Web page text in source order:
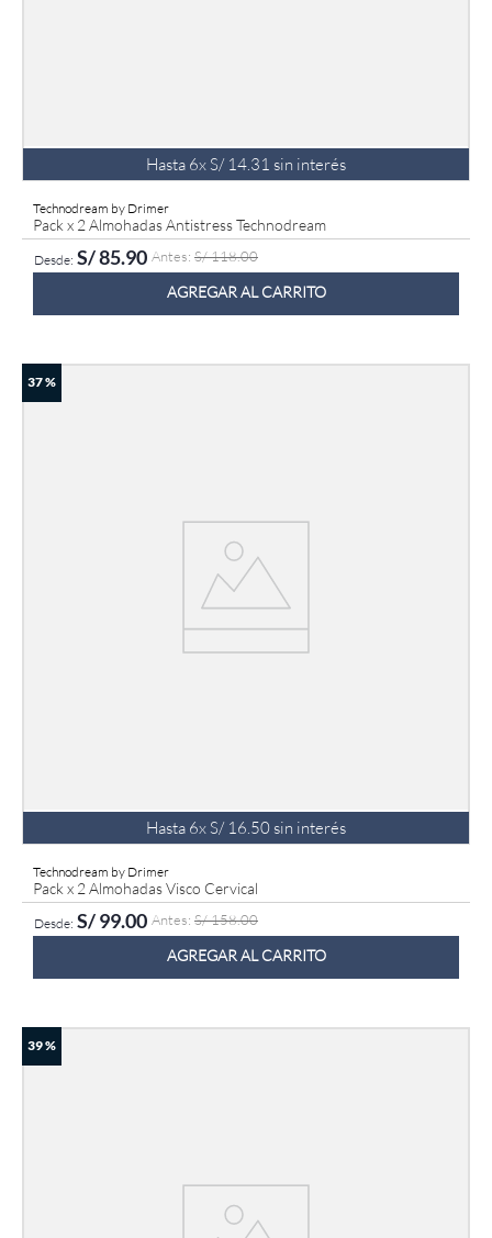
Hasta 6xS/ 14 31 sin interés
Technodream by Drimer
Pack x 2 Almohadas Antistress Technodream
S/85.90 S/118.00
AGREGAR AL CARRITO
37 %
Hasta 6xS/ 16 50 sin interés
Technodream by Drimer
Pack x 2 Almohadas Visco Cervical
S/99.00 S/158.00
AGREGAR AL CARRITO
39 %